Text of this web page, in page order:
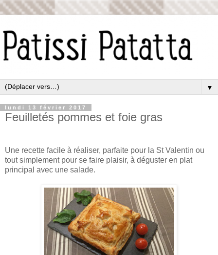
▼
lundi 13 février 2017
Feuilletés pommes et foie gras
Une recette facile à réaliser, parfaite pour la St Valentin ou
tout simplement pour se faire plaisir, à déguster en plat
principal avec une salade.